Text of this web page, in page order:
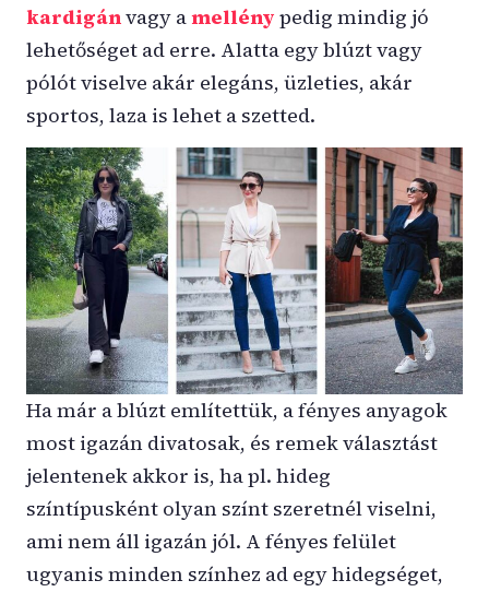
kardigánvagy amellény pedig mindig jó
lehetőséget ad erre. Alatta egy blúzt vagy
pólót viselve akár elegáns, üzleties, akár
sportos, laza is lehet a szetted.
Ha már a blúzt említettük, a fényes anyagok
most igazán divatosak, és remek választást
jelentenek akkor is, ha pl. hideg
színtípusként olyan színt szeretnél viselni,
ami nem áll igazán jól. A fényes felület
ugyanis minden színhez ad egy hidegséget,